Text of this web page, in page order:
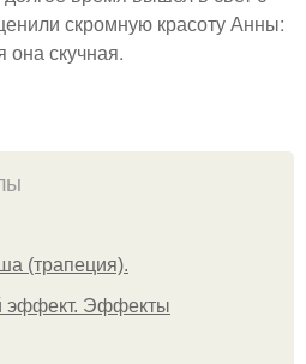
скромную красоту Анны:
она скучная.
(трапеция).
эффект. Эффекты